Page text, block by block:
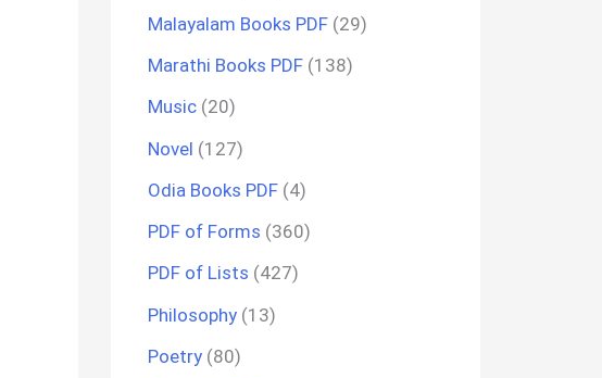
Malayalam Books PDF (29)
Marathi Books PDF (138)
Music (20)
Novel (127)
Odia Books PDF (4)
PDF of Forms (360)
PDF of Lists (427)
Philosophy (13)
Poetry (80)